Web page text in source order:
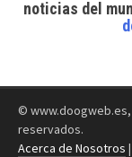
noticias del
© www.doogweb.es,
reservados.
Acerca de Nosotros |